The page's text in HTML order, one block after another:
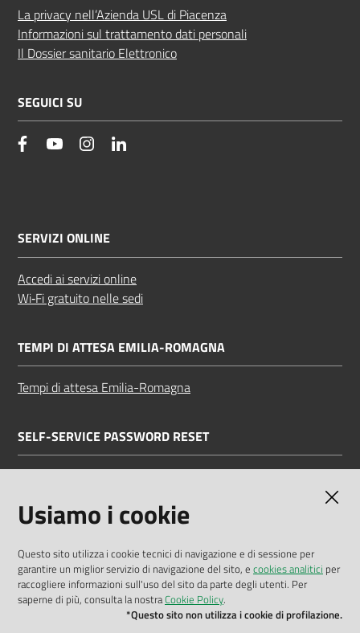
La privacy nell’Azienda USL di Piacenza
Informazioni sul trattamento dati personali
Il Dossier sanitario Elettronico
SEGUICI SU
facebookYouTube Instagram
SERVIZI ONLINE
Accedi ai servizi online
Wi‑Fi gratuito nelle sedi
TEMPI DI ATTESA EMILIA-ROMAGNA
Tempi di attesa Emilia-Romagna
SELF-SERVICE PASSWORD RESET
Dichiarazione di accessibilità
Privacy policy
Usiamo i cookie
Questo sito utilizza i cookie tecnici di navigazione e di sessione per
garantire un miglior servizio di navigazione del sito, e cookies analitici per
raccogliere informazioni sull'uso del sito da parte degli utenti. Per
saperne di più, consulta la nostraCookie Policy.
*Questo sito non utilizza i cookie di profilazione.